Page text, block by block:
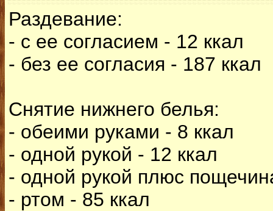
Раздевание:
- с ее согласием - 12 ккал
- без ее согласия - 187 ккал
Снятие нижнего белья:
- обеими руками - 8 ккал
- одной рукой - 12 ккал
- одной рукой плюс
- ртом - 85 ккал